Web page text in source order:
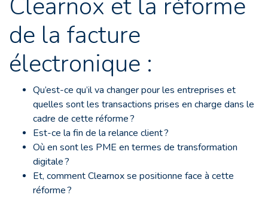
Clearnox et la réforme
de la facture
électronique :
Qu’est-ce qu’il va changer pour les entreprises et
quelles sont les transactions prises en charge dans le
cadre de cette réforme ?
Est-ce la fin de la relance client ?
Où en sont les PME en termes de transformation
digitale ?
Et, comment Clearnox se positionne face à cette
réforme ?